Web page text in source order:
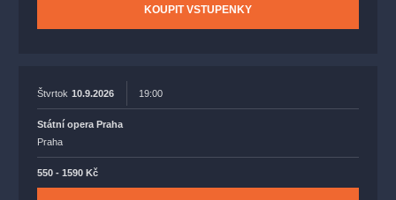
KOUPIT VSTUPENKY
Štvrtok 10.9.2026 19:00
Státní opera Praha
Praha
550 - 1590 Kč